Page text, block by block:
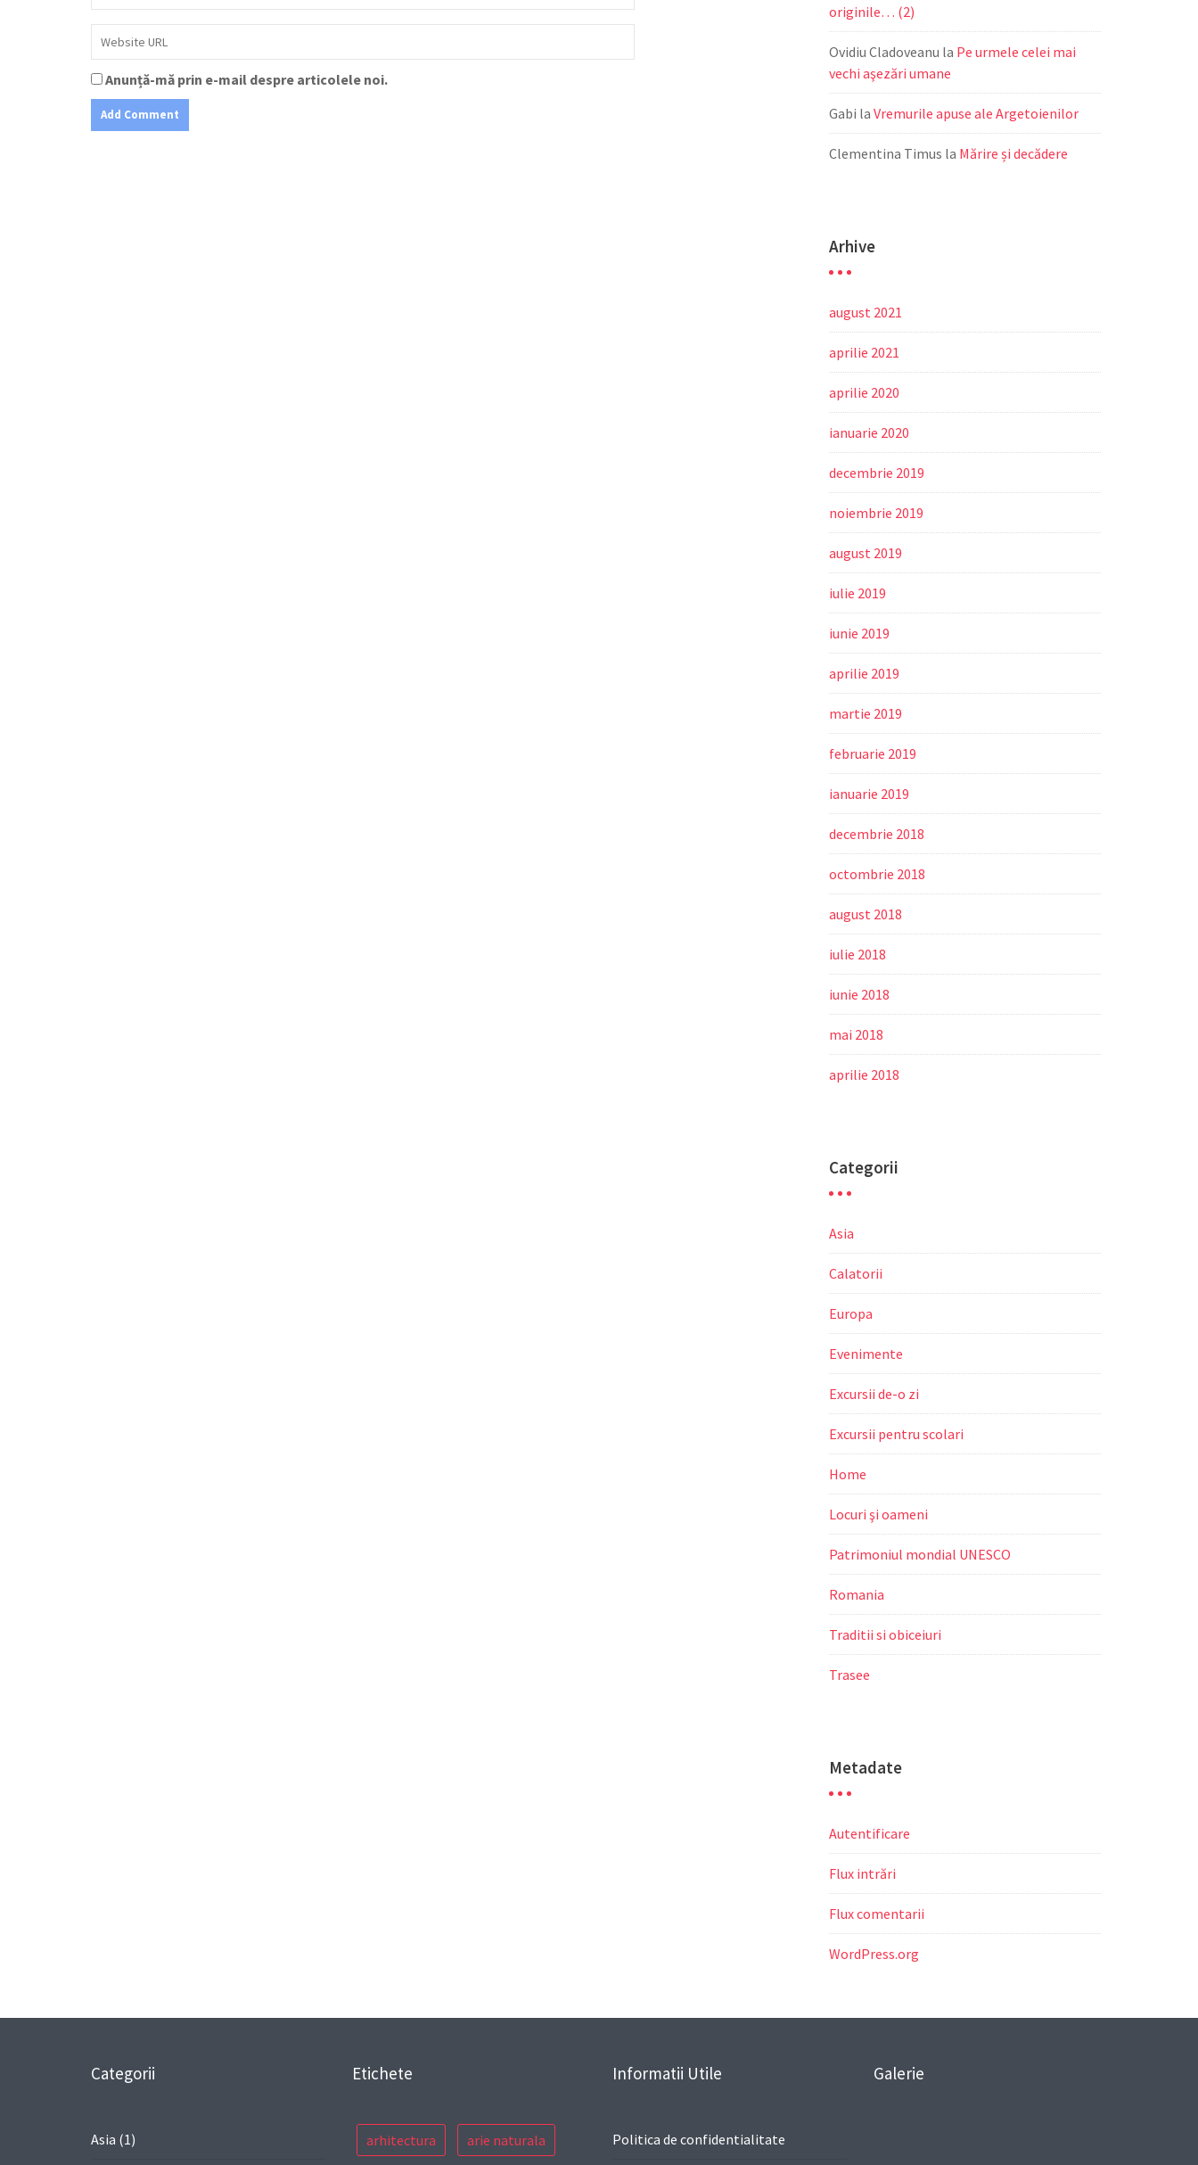
Anunță-mă prin e-mail despre articolele noi.
originile… (2)
Ovidiu Cladoveanu la Pe urmele celei mai
vechi aşezări umane
Gabi laVremurile apuse ale Argetoienilor
Clementina Timus la Mărire și decădere
Arhive
august 2021
aprilie 2021
aprilie 2020
ianuarie 2020
decembrie 2019
noiembrie 2019
august 2019
iulie 2019
iunie 2019
aprilie 2019
martie 2019
februarie 2019
ianuarie 2019
decembrie 2018
octombrie 2018
august 2018
iulie 2018
iunie 2018
mai 2018
aprilie 2018
Categorii
Asia
Calatorii
Europa
Evenimente
Excursii de-o zi
Excursii pentru scolari
Home
Locuri şi oameni
Patrimoniul mondial UNESCO
Romania
Traditii si obiceiuri
Trasee
Metadate
Autentificare
Flux intrări
Flux comentarii
WordPress.org
Categorii
Asia (1)
Etichete
arhitectura arie naturala
Informatii Utile
Politica de confidentialitate
Galerie